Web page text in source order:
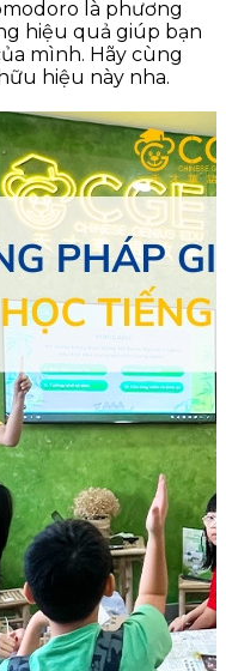
là phương
hiệu quả giúp bạn
mình. Hãy cùng
hiệu này nha.